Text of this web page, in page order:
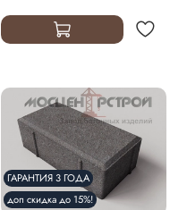
ГАРАНТИЯ 3 ГОДА
доп скидка до 15%!